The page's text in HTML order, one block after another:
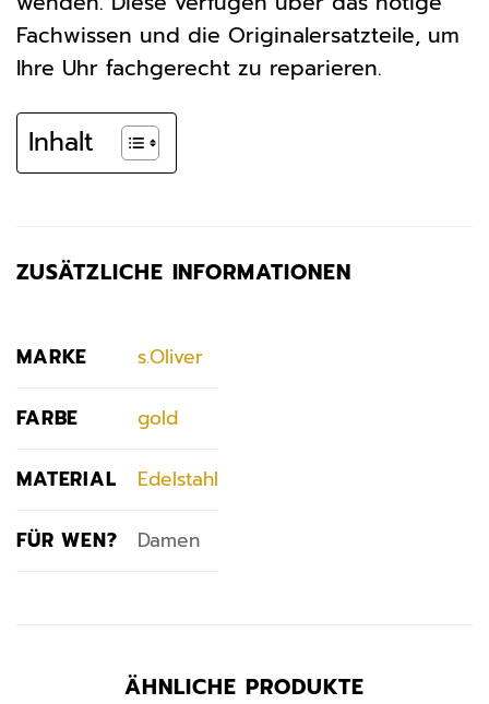
Fachwissen und die Originalersatzteile, um
Ihre Uhr fachgerecht zu reparieren.
Inhalt
ZUSÄTZLICHE INFORMATIONEN
MARKE s.Oliver
FARBE gold
MATERIAL Edelstahl
FÜR WEN? Damen
ÄHNLICHE PRODUKTE